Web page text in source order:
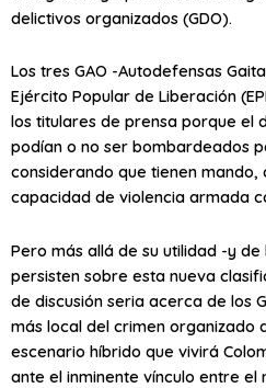
delictivos organizados (GDO).
Los tres GAO -Autodefensas
Ejército Popular de Liberación
los titulares de prensa porque el
podían o no ser bombardeados
considerando que tienen
capacidad de violencia armada
Pero más allá de su utilidad -y de
persisten sobre esta nueva
de discusión seria acerca de los
más local del crimen organizado
escenario híbrido que vivirá
ante el inminente vínculo entre